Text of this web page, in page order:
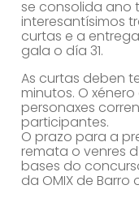
se consolida ano
interesantísimos
curtas e a
gala o día 31.
As curtas deben
minutos. O
personaxes
participantes.
O prazo para a
remata o venres
bases do
da OMIX de Barro